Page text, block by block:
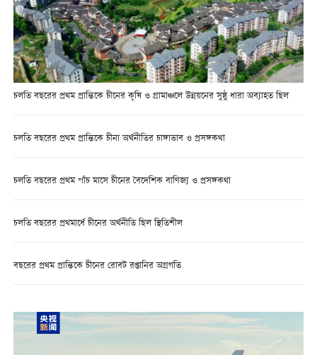
চলতি বছরের প্রথম প্রান্তিকে চীনের কৃষি ও গ্রামাঞ্চলে উন্নয়নের সুষ্ঠু ধারা অব্যাহত ছিল
চলতি বছরের প্রথম প্রান্তিকে চীনা অর্থনীতির চাঙ্গাভাব ও প্রসঙ্গকথা
চলতি বছরের প্রথম পাঁচ মাসে চীনের বৈদেশিক বাণিজ্য ও প্রসঙ্গকথা
চলতি বছরের প্রথমার্ধে চীনের অর্থনীতি ছিল স্থিতিশীল
বছরের প্রথম প্রান্তিকে চীনের রোবট রপ্তানির অগ্রগতি